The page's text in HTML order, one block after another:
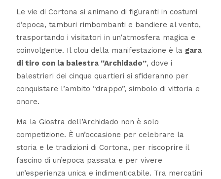
Le vie di Cortona si animano di figuranti in costumi
d’epoca, tamburi rimbombanti e bandiere al vento,
trasportando i visitatori in un’atmosfera magica e
coinvolgente. Il clou della manifestazione è la gara
di tiro con la balestra “Archidado”, dove i
balestrieri dei cinque quartieri si sfideranno per
conquistare l’ambito “drappo”, simbolo di vittoria e
onore.
Ma la Giostra dell’Archidado non è solo
competizione. È un’occasione per celebrare la
storia e le tradizioni di Cortona, per riscoprire il
fascino di un’epoca passata e per vivere
un’esperienza unica e indimenticabile. Tra mercatini